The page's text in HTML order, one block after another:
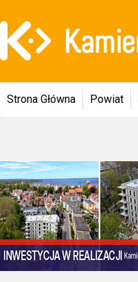
Strona Główna Powiat